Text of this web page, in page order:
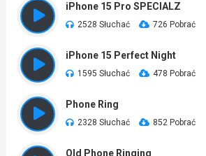
iPhone 15 Pro SPECIALZ
2528 Słuchać 726 Pobrać
iPhone 15 Perfect Night
1595 Słuchać 478 Pobrać
Phone Ring
2328 Słuchać 852 Pobrać
Old Phone Ringing